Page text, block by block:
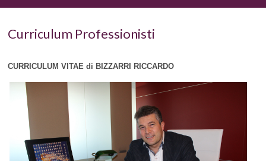
Curriculum Professionisti
CURRICULUM VITAE di BIZZARRI RICCARDO